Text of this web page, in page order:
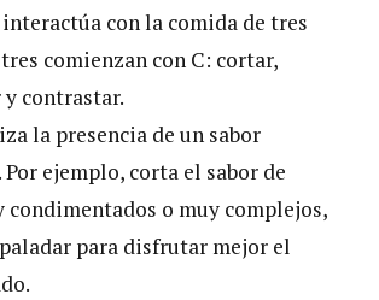
con la comida de tres
comienzan con C: cortar,
contrastar.
la presencia de un sabor
ejemplo, corta el sabor de
condimentados o muy complejos,
para disfrutar mejor el